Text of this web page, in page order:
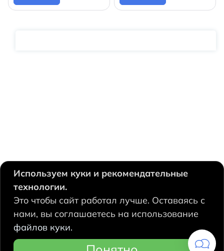
630124, Новосибирск,
Есенина, 67
hidrolux@mail.ru
Используем куки и рекомендательные
технологии.
Это чтобы сайт работал лучше. Оставаясь с
нами, вы соглашаетесь на использование
файлов куки.